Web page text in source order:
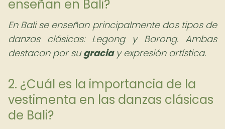
enseñan en Bali?
En Bali se enseñan principalmente dos tipos de
danzas clásicas: Legong y Barong. Ambas
destacan por sugraciay expresión artística.
2. ¿Cuál es la importancia de la
vestimenta en las danzas clásicas
de Bali?